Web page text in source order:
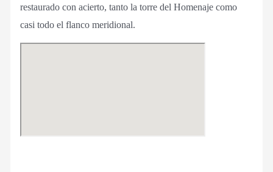
restaurado con acierto, tanto la torre del Homenaje como
casi todo el flanco meridional.